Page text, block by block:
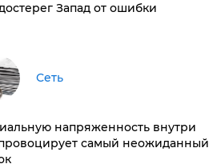
Запад от ошибки
Сеть
напряженность внутри
самый неожиданный